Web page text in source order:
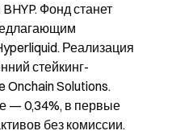
Фонд станет
Реализация
стейкинг-
Solutions.
— 0,34%, в первые
без комиссии.